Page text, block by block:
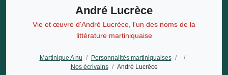
André Lucrèce
Vie et œuvre d'André Lucrèce, l'un des noms de la
littérature martiniquaise
Martinique A nu / Personnalités martiniquaises /
/
Nos écrivains / André Lucrèce